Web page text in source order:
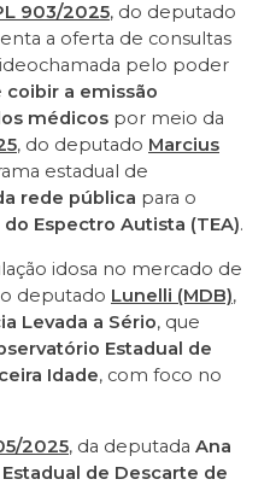
903/2025, do deputado
a oferta de consultas
pelo poder
coibir a emissão
médicos por meio da
, do deputado Marcius
estadual de
rede pública para o
Espectro Autista (TEA).
idosa no mercado de
deputado Lunelli (MDB),
Levada a Sério, que
Estadual de
Idade, com foco no
2025, da deputada Ana
Estadual de Descarte de